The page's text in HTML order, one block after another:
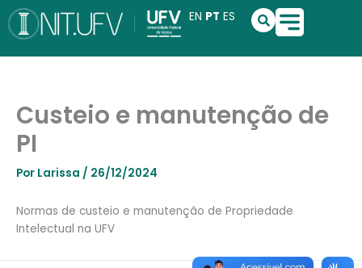
para
conteúdo
EN PT ES S
e
a
c
Custeio e manutenção de
PI
Por Larissa / 26/12/2024
Normas de custeio e manutenção de Propriedade
Intelectual na UFV